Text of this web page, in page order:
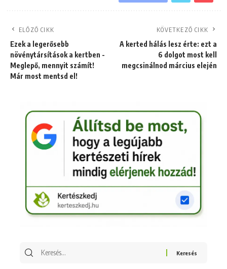
ELŐZŐ CIKK
Ezek a legerősebb
növénytársítások a kertben -
Meglepő, mennyit számít!
Már most mentsd el!
KÖVETKEZŐ CIKK
A kerted hálás lesz érte: ezt a
6 dolgot most kell
megcsinálnod március elején
Keresés